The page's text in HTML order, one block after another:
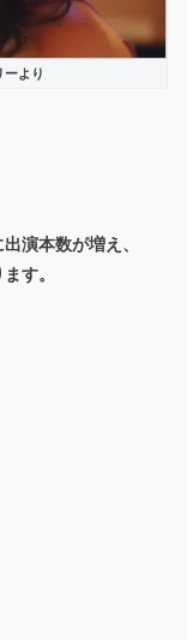
ーより
演本数が増え、
す。